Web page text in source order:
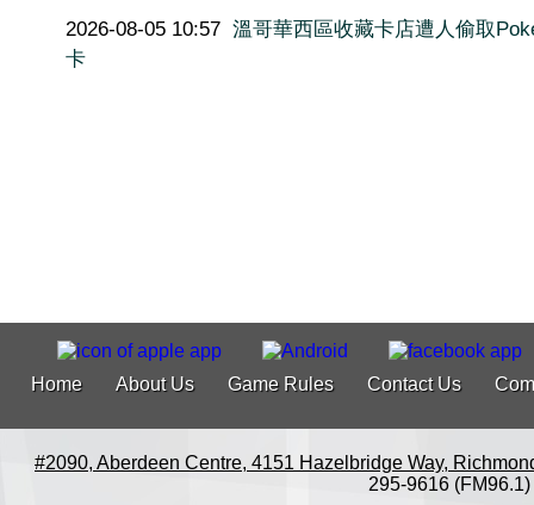
2026-08-05 10:57 溫哥華西區收藏卡店遭人偷取
卡
Home About Us Game Rules Contact Us
#2090, Aberdeen Centre, 4151 Hazelbridge Way,
295-9616 (FM96.1)